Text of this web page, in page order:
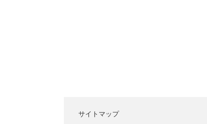
サイトマップ